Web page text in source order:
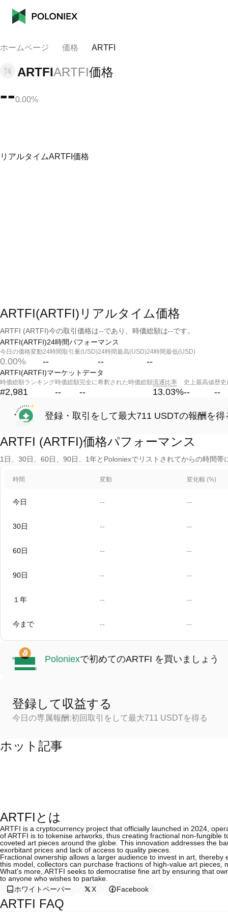
ホームページ 価格 ARTFI
ARTFIARTFI価格
--0.00%
リアルタイムARTFI価格
ARTFI(ARTFI)リアルタイム価格
ARTFI (ARTFI)今の取引価格は--であり、時価総額は--です。
ARTFI(ARTFI)24時間パフォーマンス
今日の価格変動
0.00%
24時間取引量(USD)
--
24時間最高(USD)
--
24時間最低(USD)
--
ARTFI(ARTFI)マーケットデータ
時価総額ランキング
#2,981
時価総額
--
完全に希釈された時価総額
--
流通比率
13.03%
史上最高値
--
歴史
--
登録・取引をして最大711 USDTの報酬を得
ARTFI (ARTFI)価格パフォーマンス
1日、30日、60日、90日、1年とPoloniexでリストされてからの時間
時間 変動 変化幅 (%)
今日 -- --
30日 -- --
60日 -- --
90日 -- --
１年 -- --
今まで -- --
Poloniexで初めてのARTFI を買いましょう
登録して収益する
今日の専属報酬:初回取引をして最大711 USDTを得る
ホット記事
ARTFIとは
ARTFI is a cryptocurrency project that officially launched in 2024,
of ARTFI is to tokenise artworks, thus creating fractional non-fungible
coveted art pieces around the globe. This innovation addresses the
exorbitant prices and lack of access to quality pieces.
Fractional ownership allows a larger audience to invest in art,
this model, collectors can purchase fractions of high-value art
What's more, ARTFI seeks to democratise fine art by ensuring that
to anyone who wishes to partake.
ホワイトペーパー
X Facebook
ARTFI FAQ